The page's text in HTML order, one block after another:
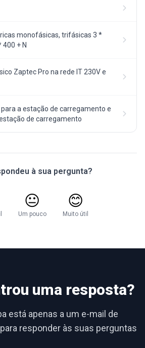
monofásicas, trifásicas 3 *
+ N
Zaptec Pro na rede IT 230V e
a estação de carregamento e
de carregamento
à sua pergunta?
😐
Um pouco
😊
Muito útil
uma resposta?
está apenas a um e-mail de
responder às suas perguntas